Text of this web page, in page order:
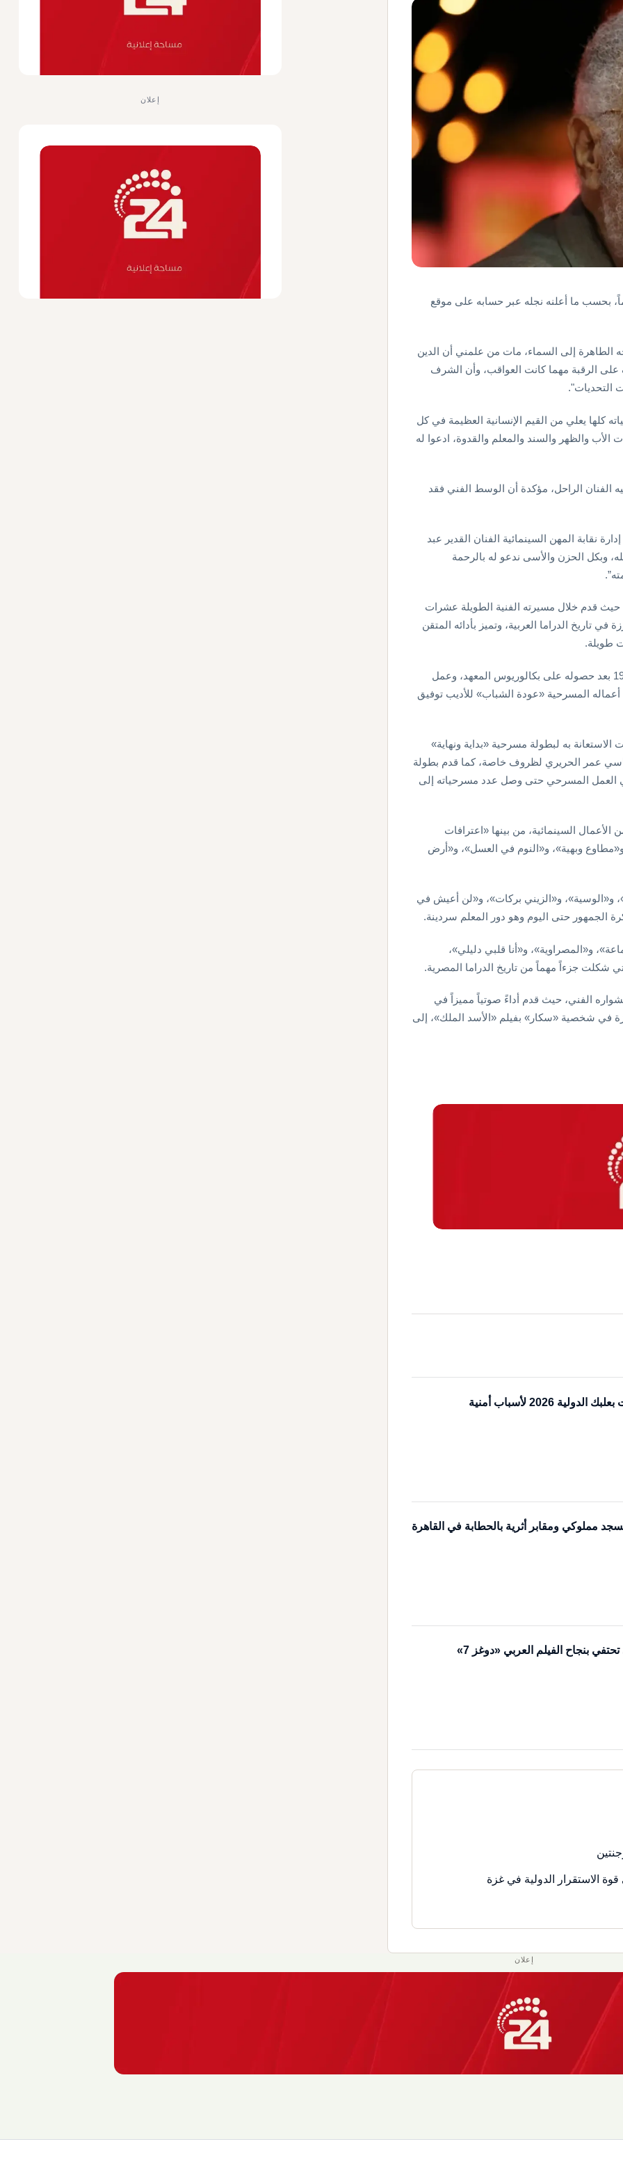
المصري عبد الرحمن أبو زهرة عن عمر ناهز 92 عاماً، بحسب ما أعلنه نجله عبر حسابه على موقع
الطاهرة إلى السماء، مات من علمني أن الدين
الرقبة مهما كانت العواقب، وأن الشرف
التحديات".
كلها يعلي من القيم الإنسانية العظيمة في كل
والظهر والسند والمعلم والقدوة، ادعوا له
الفنان الراحل، مؤكدة أن الوسط الفني فقد
نقابة المهن السينمائية الفنان القدير عبد
وبكل الحزن والأسى ندعو له بالرحمة
حيث قدم خلال مسيرته الفنية الطويلة عشرات
تاريخ الدراما العربية، وتميز بأدائه المتقن
طويلة.
وتخرج عبد الرحمن أبو زهرة من معهد الفنون المسرحية عام 1958 بعد حصوله على بكالوريوس المعهد، وعمل
المسرح القومي عام 1959، وكانت أول أعماله المسرحية «عودة الشباب» للأديب توفيق
به لبطولة مسرحية «بداية ونهاية»
عمر الحريري لظروف خاصة، كما قدم بطولة
العمل المسرحي حتى وصل عدد مسرحياته إلى
السينمائية، من بينها «اعترافات
و«مطاوع وبهية»، و«النوم في العسل»، و«أرض
و«الوسية»، و«الزيني بركات»، و«لن أعيش في
الجمهور حتى اليوم وهو دور المعلم سردينة.
و«المصراوية»، و«أنا قلبي دليلي»،
شكلت جزءاً مهماً من تاريخ الدراما المصرية.
الفني، حيث قدم أداءً صوتياً مميزاً في
في شخصية «سكار» بفيلم «الأسد الملك»، إلى
2026 لأسباب أمنية
مملوكي ومقابر أثرية بالحطابة في القاهرة
بنجاح الفيلم العربي «دوغز 7»
الاستقرار الدولية في غزة
إعلان
إعلان